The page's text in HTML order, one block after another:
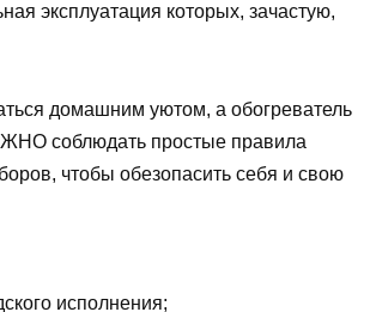
эксплуатация которых, зачастую,
домашним уютом, а обогреватель
соблюдать простые правила
чтобы обезопасить себя и свою
исполнения;